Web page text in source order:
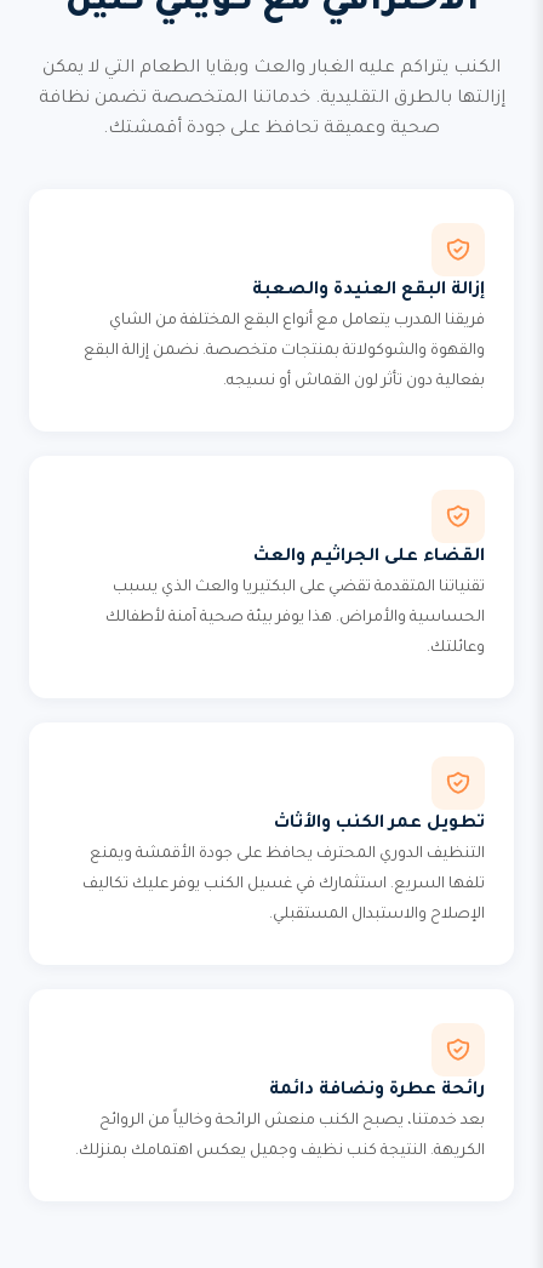
الكنب يتراكم عليه الغبار والعث وبقايا الطعام التي لا يمكن
إزالتها بالطرق التقليدية. خدماتنا المتخصصة تضمن نظافة
صحية وعميقة تحافظ على جودة أقمشتك.
إزالة البقع العنيدة والصعبة
فريقنا المدرب يتعامل مع أنواع البقع المختلفة من الشاي
والقهوة والشوكولاتة بمنتجات متخصصة. نضمن إزالة البقع
بفعالية دون تأثر لون القماش أو نسيجه.
القضاء على الجراثيم والعث
تقنياتنا المتقدمة تقضي على البكتيريا والعث الذي يسبب
الحساسية والأمراض. هذا يوفر بيئة صحية آمنة لأطفالك
وعائلتك.
تطويل عمر الكنب والأثاث
التنظيف الدوري المحترف يحافظ على جودة الأقمشة ويمنع
تلفها السريع. استثمارك في غسيل الكنب يوفر عليك تكاليف
الإصلاح والاستبدال المستقبلي.
رائحة عطرة ونضافة دائمة
بعد خدمتنا، يصبح الكنب منعش الرائحة وخالياً من الروائح
الكريهة. النتيجة كنب نظيف وجميل يعكس اهتمامك بمنزلك.